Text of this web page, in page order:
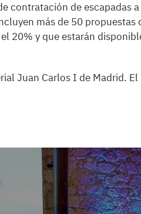
contratación de escapadas a
más de 50 propuestas
20% y que estarán
Juan Carlos I de Madrid. El